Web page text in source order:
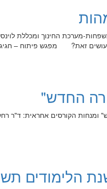
מערכת החינוך ומכללת
עושים זאת? מפגש פיתוח –
החדש"
ומנחות הקורסים אחראית: ד"ר
הלימודים